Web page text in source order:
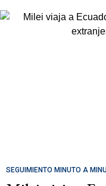
SEGUIMIENTO MINUTO A